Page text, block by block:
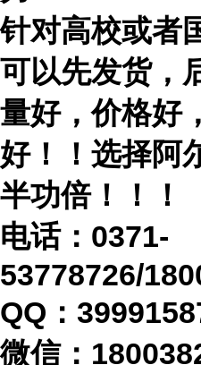
针对高校或者
可以先发货，
量好，价格好
好！！选择阿
半功倍！！！
电话： 0371-
53778726/
QQ：
微信：